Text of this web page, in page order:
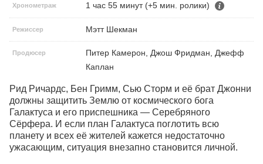
Хронометраж 1 час 55 минут (+5 мин. ролики)
Режиссер Мэтт Шекман
Продюсер
Питер Камерон, Джош Фридман, Джефф
Каплан
Рид Ричардс, Бен Гримм, Сью Сторм и её брат Джонни
должны защитить Землю от космического бога
Галактуса и его приспешника — Серебряного
Сёрфера. И если план Галактуса поглотить всю
планету и всех её жителей кажется недостаточно
ужасающим, ситуация внезапно становится личной.